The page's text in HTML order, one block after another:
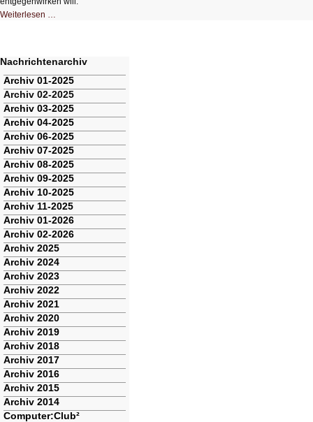
Weiterlesen …
Chatbots
Nachrichtenarchiv
Navigation
überspringen
Archiv 01-2025
Archiv 02-2025
Archiv 03-2025
Archiv 04-2025
Archiv 06-2025
Archiv 07-2025
Archiv 08-2025
Archiv 09-2025
Archiv 10-2025
Archiv 11-2025
Archiv 01-2026
Archiv 02-2026
Archiv 2025
Archiv 2024
Archiv 2023
Archiv 2022
Archiv 2021
Archiv 2020
Archiv 2019
Archiv 2018
Archiv 2017
Archiv 2016
Archiv 2015
Archiv 2014
Computer:Club²